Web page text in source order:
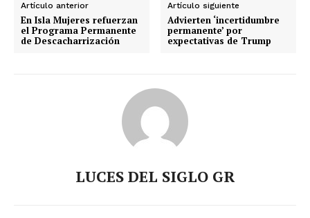
Artículo anterior
En Isla Mujeres refuerzan
el Programa Permanente
de Descacharrización
Artículo siguiente
Advierten ‘incertidumbre
permanente’ por
expectativas de Trump
LUCES DEL SIGLO GR